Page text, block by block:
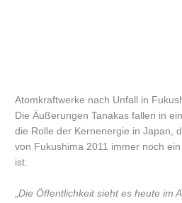
Atomkraftwerke nach Unfall in
Die Äußerungen Tanakas fallen in
die Rolle der Kernenergie in Japan,
von Fukushima 2011 immer noch
ist.
„Die Öffentlichkeit sieht es heute im